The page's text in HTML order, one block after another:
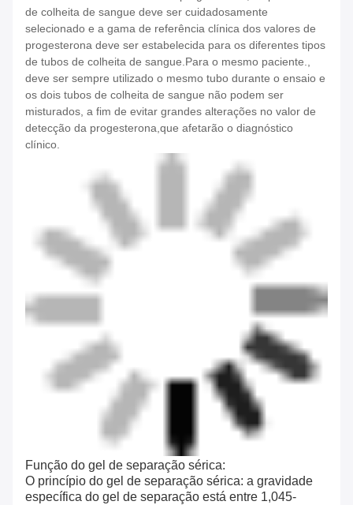
de colheita de sangue deve ser cuidadosamente
selecionado e a gama de referência clínica dos valores de
progesterona deve ser estabelecida para os diferentes tipos
de tubos de colheita de sangue.Para o mesmo paciente.,
deve ser sempre utilizado o mesmo tubo durante o ensaio e
os dois tubos de colheita de sangue não podem ser
misturados, a fim de evitar grandes alterações no valor de
detecção da progesterona,que afetarão o diagnóstico
clínico.
Função do gel de separação sérica:
O princípio do gel de separação sérica: a gravidade
específica do gel de separação está entre 1,045-